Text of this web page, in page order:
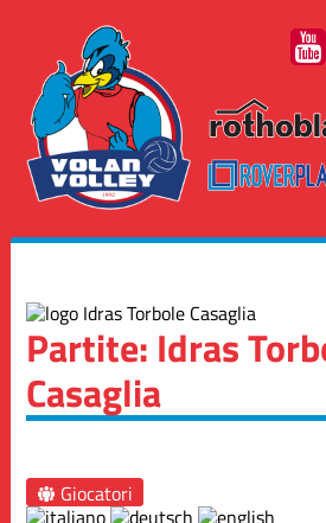
Partite: Idras
Casaglia
Giocatori